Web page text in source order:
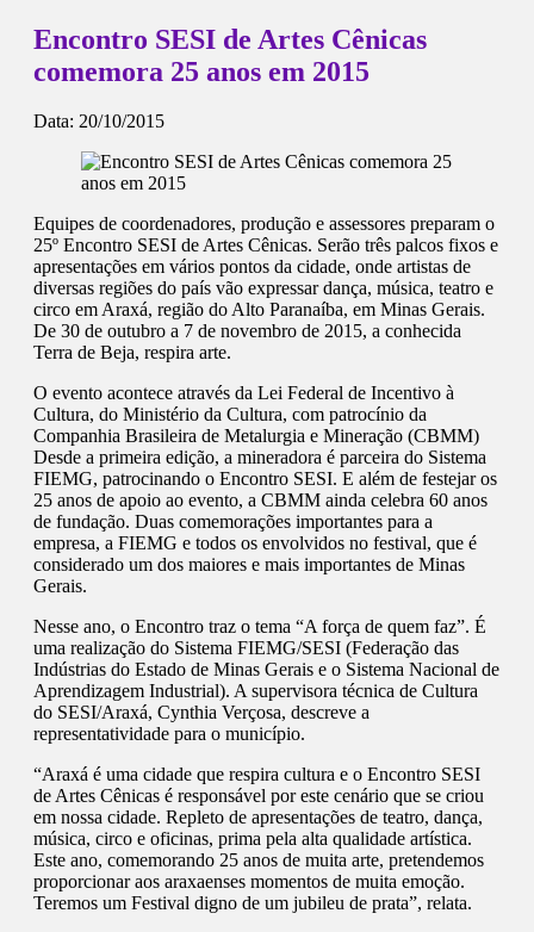
Encontro SESI de Artes Cênicas
comemora 25 anos em 2015
Data: 20/10/2015
Equipes de coordenadores, produção e assessores preparam o
25º Encontro SESI de Artes Cênicas. Serão três palcos fixos e
apresentações em vários pontos da cidade, onde artistas de
diversas regiões do país vão expressar dança, música, teatro e
circo em Araxá, região do Alto Paranaíba, em Minas Gerais.
De 30 de outubro a 7 de novembro de 2015, a conhecida
Terra de Beja, respira arte.
O evento acontece através da Lei Federal de Incentivo à
Cultura, do Ministério da Cultura, com patrocínio da
Companhia Brasileira de Metalurgia e Mineração (CBMM)
Desde a primeira edição, a mineradora é parceira do Sistema
FIEMG, patrocinando o Encontro SESI. E além de festejar os
25 anos de apoio ao evento, a CBMM ainda celebra 60 anos
de fundação. Duas comemorações importantes para a
empresa, a FIEMG e todos os envolvidos no festival, que é
considerado um dos maiores e mais importantes de Minas
Gerais.
Nesse ano, o Encontro traz o tema “A força de quem faz”. É
uma realização do Sistema FIEMG/SESI (Federação das
Indústrias do Estado de Minas Gerais e o Sistema Nacional de
Aprendizagem Industrial). A supervisora técnica de Cultura
do SESI/Araxá, Cynthia Verçosa, descreve a
representatividade para o município.
“Araxá é uma cidade que respira cultura e o Encontro SESI
de Artes Cênicas é responsável por este cenário que se criou
em nossa cidade. Repleto de apresentações de teatro, dança,
música, circo e oficinas, prima pela alta qualidade artística.
Este ano, comemorando 25 anos de muita arte, pretendemos
proporcionar aos araxaenses momentos de muita emoção.
Teremos um Festival digno de um jubileu de prata”, relata.